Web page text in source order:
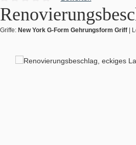
Durchschnittliche Bewertung von 0 von 5
Griffe: New York G-Form Gehrungsform Griff |
Bildergalerie überspringen